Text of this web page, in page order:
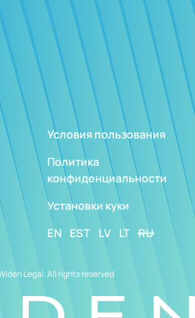
Условия пользования
Политика
конфиденциальности
Установки куки
EN EST LV LT RU
Legal. All rights reserved